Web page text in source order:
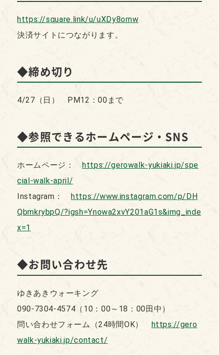
https://square.link/u/uXDy8omw
決済サイトにつながります。
◆締め切り
4/27（日） PM12：00まで
◆参照できるホームページ・SNS
ホームページ： https://gerowalk-yukiaki.jp/spe
cial-walk-april/
Instagram：
https://www.instagram.com/p/DH
QbmkrybpQ/?igsh=Ynowa2xvY201aG1s&img_inde
x=1
◆お問い合わせ先
ゆきあきウォーキング
090-7304-4574（10：00～18：00田中）
問い合わせフォーム（24時間OK） https://gero
walk-yukiaki.jp/contact/